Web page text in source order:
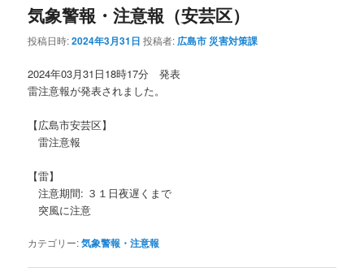
気象警報・注意報（安芸区）
投稿日時:2024年3月31日 投稿者: 広島市 災害対策課
2024年03月31日18時17分 発表
雷注意報が発表されました。
【広島市安芸区】
雷注意報
【雷】
注意期間: ３１日夜遅くまで
突風に注意
カテゴリー:気象警報・注意報